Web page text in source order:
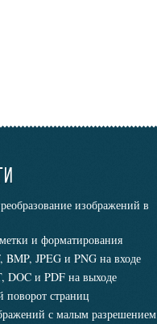
изображений в
и форматирования
BMP, JPEG и PNG на входе
DOC и PDF на выходе
поворот страниц
с малым разрешением